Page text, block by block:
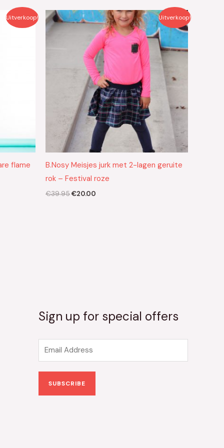
Uitverkoop!
flame
Uitverkoop!
B.Nosy Meisjes jurk met 2-lagen geruite
rok – Festival roze
€39.95
Oorspronkelijke
prijs
€39.95.
€20.00
Huidige
prijs
is:
€20.00.
Sign up for special offers
m
a
SUBSCRIBE